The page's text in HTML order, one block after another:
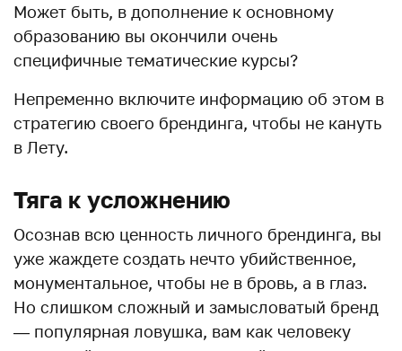
Может быть, в дополнение к основному
образованию вы окончили очень
специфичные тематические курсы?
Непременно включите информацию об этом в
стратегию своего брендинга, чтобы не кануть
в Лету.
Тяга к усложнению
Осознав всю ценность личного брендинга, вы
уже жаждете создать нечто убийственное,
монументальное, чтобы не в бровь, а в глаз.
Но слишком сложный и замысловатый бренд
— популярная ловушка, вам как человеку